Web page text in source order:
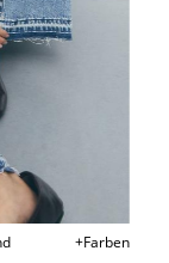
+Farben